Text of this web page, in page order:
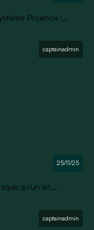
Proxmox :...
captainadmin
25/11/25
qu'un art...
captainadmin